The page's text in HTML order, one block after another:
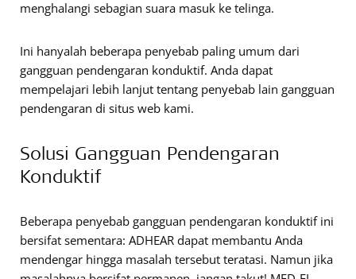
menghalangi sebagian suara masuk ke telinga.
Ini hanyalah beberapa penyebab paling umum dari
gangguan pendengaran konduktif. Anda dapat
mempelajari lebih lanjut tentang penyebab lain gangguan
pendengaran di situs web kami.
Solusi Gangguan Pendengaran
Konduktif
Beberapa penyebab gangguan pendengaran konduktif ini
bersifat sementara: ADHEAR dapat membantu Anda
mendengar hingga masalah tersebut teratasi. Namun jika